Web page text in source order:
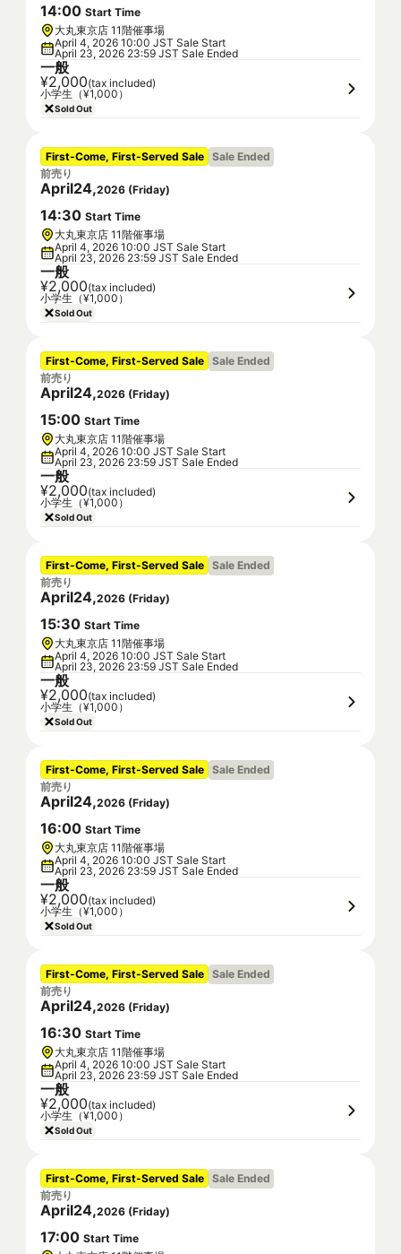
14:00 Start Time
大丸東京店 11階催事場
April 4, 2026 10:00 JST Sale Start
April 23, 2026 23:59 JST Sale Ended
一般
¥2,000(tax included)
小学生（¥1,000）
Sold Out
First-Come, First-Served Sale Sale Ended
前売り
April24,2026 (Friday)
14:30 Start Time
大丸東京店 11階催事場
April 4, 2026 10:00 JST Sale Start
April 23, 2026 23:59 JST Sale Ended
一般
¥2,000(tax included)
小学生（¥1,000）
Sold Out
First-Come, First-Served Sale Sale Ended
前売り
April24,2026 (Friday)
15:00 Start Time
大丸東京店 11階催事場
April 4, 2026 10:00 JST Sale Start
April 23, 2026 23:59 JST Sale Ended
一般
¥2,000(tax included)
小学生（¥1,000）
Sold Out
First-Come, First-Served Sale Sale Ended
前売り
April24,2026 (Friday)
15:30 Start Time
大丸東京店 11階催事場
April 4, 2026 10:00 JST Sale Start
April 23, 2026 23:59 JST Sale Ended
一般
¥2,000(tax included)
小学生（¥1,000）
Sold Out
First-Come, First-Served Sale Sale Ended
前売り
April24,2026 (Friday)
16:00 Start Time
大丸東京店 11階催事場
April 4, 2026 10:00 JST Sale Start
April 23, 2026 23:59 JST Sale Ended
一般
¥2,000(tax included)
小学生（¥1,000）
Sold Out
First-Come, First-Served Sale Sale Ended
前売り
April24,2026 (Friday)
16:30 Start Time
大丸東京店 11階催事場
April 4, 2026 10:00 JST Sale Start
April 23, 2026 23:59 JST Sale Ended
一般
¥2,000(tax included)
小学生（¥1,000）
Sold Out
First-Come, First-Served Sale Sale Ended
前売り
April24,2026 (Friday)
17:00 Start Time